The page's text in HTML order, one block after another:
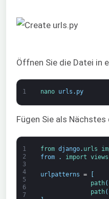
Öffnen Sie die Datei in
1 nano urls . py
Fügen Sie als
1
2
3
4
5
6
7
from django. urls
from
. import views
urlpatterns =
path(
path(